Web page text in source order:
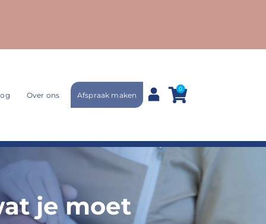
Over ons Afspraak maken
0
je moet